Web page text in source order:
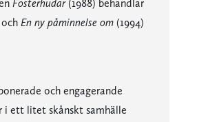
Fosterhudar(1988) behandlar
En ny påminnelse om (1994)
och engagerande
i ett litet skånskt samhälle